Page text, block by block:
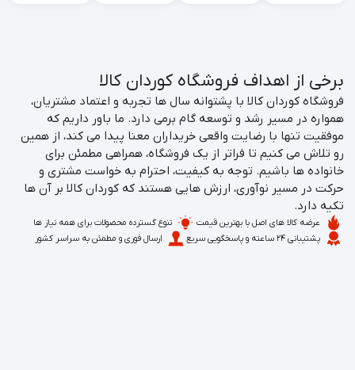
برخی از اهداف فروشگاه کوردان کالا
فروشگاه کوردان کالا با پشتوانه سال‌ ها تجربه و اعتماد مشتریان،
همواره در مسیر رشد و توسعه گام برمی‌ دارد. ما باور داریم که
موفقیت تنها با رضایت واقعی خریداران معنا پیدا می‌ کند، از همین
رو تلاش می‌ کنیم تا فراتر از یک فروشگاه، همراهی مطمئن برای
خانواده‌ ها باشیم. توجه به کیفیت، احترام به خواست مشتری و
حرکت در مسیر نوآوری، ارزش‌ هایی هستند که کوردان کالا بر آن‌ ها
تکیه دارد.
عرضه کالا های اصل با بهترین قیمت
تنوع گسترده محصولات برای همه نیاز ها
پشتیبانی ۲۴ ساعته و پاسخگویی سریع
ارسال فوری و مطمئن به سراسر کشور